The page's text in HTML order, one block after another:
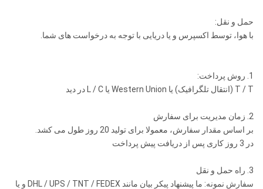
حمل و نقل:
با هوا، توسط اکسپرس و یا دریایی با توجه به درخواست های شما.
1. روش پرداخت:
T / T (انتقال تلگرافیک) یا Western Union یا L / C در دید
2. زمان مدیریت برای سفارش
بر اساس مقدار سفارش، معمولا برای تولید 20 روز طول می کشد.
در 3 روز کاری پس از دریافت پیش پرداخت
3. راه حمل و نقل
سفارش نمونه: ما پیشنهاد پیکر بیان مانند DHL / UPS / TNT / FEDEX و یا